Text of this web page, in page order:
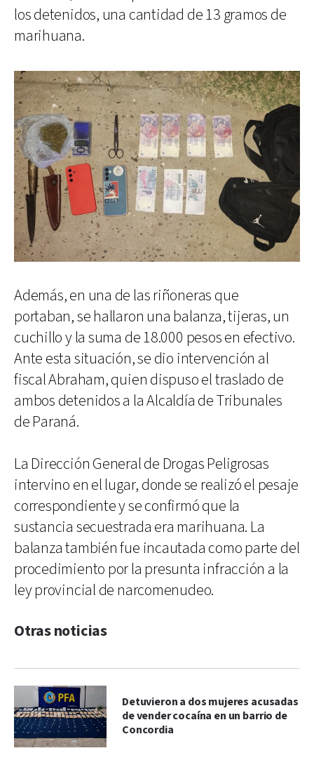
los detenidos, una cantidad de 13 gramos de
marihuana.
Además, en una de las riñoneras que
portaban, se hallaron una balanza, tijeras, un
cuchillo y la suma de 18.000 pesos en efectivo.
Ante esta situación, se dio intervención al
fiscal Abraham, quien dispuso el traslado de
ambos detenidos a la Alcaldía de Tribunales
de Paraná.
La Dirección General de Drogas Peligrosas
intervino en el lugar, donde se realizó el pesaje
correspondiente y se confirmó que la
sustancia secuestrada era marihuana. La
balanza también fue incautada como parte del
procedimiento por la presunta infracción a la
ley provincial de narcomenudeo.
Otras noticias
Detuvieron a dos mujeres acusadas
de vender cocaína en un barrio de
Concordia